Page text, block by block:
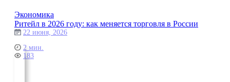
Экономика
Ритейл в 2026 году: как меняется торговля в России
22 июня, 2026
2 мин.
183